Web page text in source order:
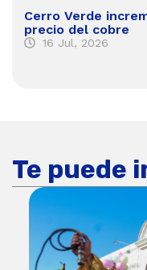
Cerro Verde
precio del cobre
16 Jul, 2026
Te puede